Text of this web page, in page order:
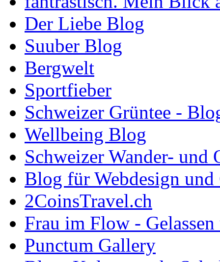
Der Liebe Blog
Suuber Blog
Bergwelt
Sportfieber
Schweizer Grüntee -
Wellbeing Blog
Schweizer Wander- und
Blog für Webdesign
2CoinsTravel.ch
Frau im Flow -
Punctum Gallery